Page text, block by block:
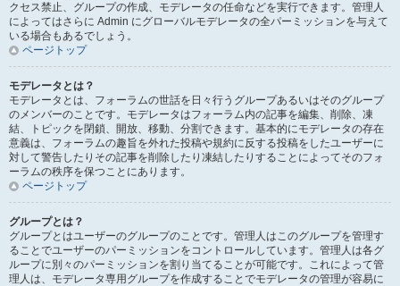
クセス禁止、グループの作成、モデレータの任命などを実行できます。管理人
によってはさらに Admin にグローバルモデレータの全パーミッションを与えて
いる場合もあるでしょう。
ページトップ
モデレータとは？
モデレータとは、フォーラムの世話を日々行うグループあるいはそのグループ
のメンバーのことです。モデレータはフォーラム内の記事を編集、削除、凍
結、トピックを閉鎖、開放、移動、分割できます。基本的にモデレータの存在
意義は、フォーラムの趣旨を外れた投稿や規約に反する投稿をしたユーザーに
対して警告したりその記事を削除したり凍結したりすることによってそのフォ
ーラムの秩序を保つことにあります。
ページトップ
グループとは？
グループとはユーザーのグループのことです。管理人はこのグループを管理す
ることでユーザーのパーミッションをコントロールしています。管理人は各グ
ループに別々のパーミッションを割り当てることが可能です。これによって管
理人は、モデレータ専用グループを作成することでモデレータの管理が容易に